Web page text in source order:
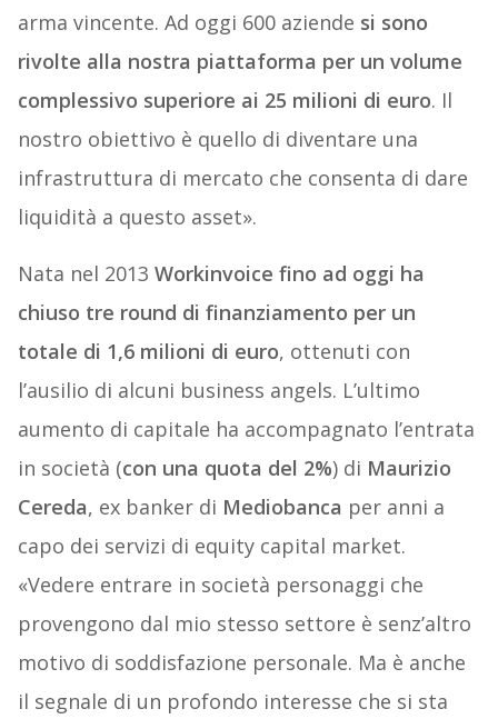
arma vincente. Ad oggi 600 aziende si sono
rivolte alla nostra piattaforma per un volume
complessivo superiore ai 25 milioni di euro. Il
nostro obiettivo è quello di diventare una
infrastruttura di mercato che consenta di dare
liquidità a questo asset».
Nata nel 2013 Workinvoice fino ad oggi ha
chiuso tre round di finanziamento per un
totale di 1,6 milioni di euro, ottenuti con
l’ausilio di alcuni business angels. L’ultimo
aumento di capitale ha accompagnato l’entrata
in società (con una quota del 2%) di Maurizio
Cereda, ex banker di Mediobanca per anni a
capo dei servizi di equity capital market.
«Vedere entrare in società personaggi che
provengono dal mio stesso settore è senz’altro
motivo di soddisfazione personale. Ma è anche
il segnale di un profondo interesse che si sta